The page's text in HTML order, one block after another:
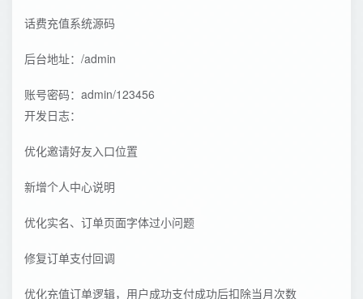
话费充值系统源码
后台地址：/admin
账号密码：admin/123456
开发日志：
优化邀请好友入口位置
新增个人中心说明
优化实名、订单页面字体过小问题
修复订单支付回调
优化充值订单逻辑，用户成功支付成功后扣除当月次数